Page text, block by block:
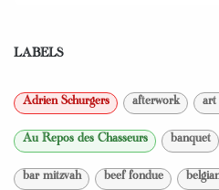
LABELS
Adrien Schurgers afterwork art
Au Repos des Chasseurs banquet
bar mitzvah beef fondue